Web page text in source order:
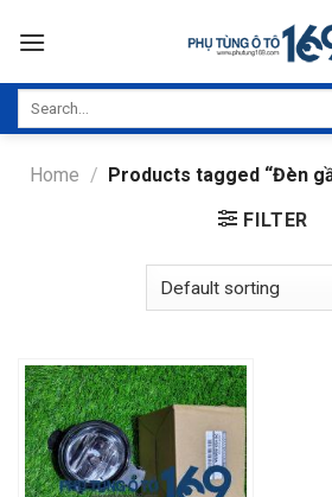
Home / Products tagged “Đèn
FILTER